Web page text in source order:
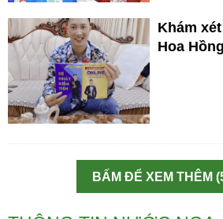
Khám
Hoa Hồng
BẤM ĐỂ XEM THÊM